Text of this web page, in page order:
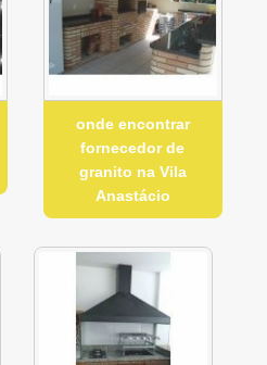
onde encontrar
fornecedor de
granito na Vila
Anastácio